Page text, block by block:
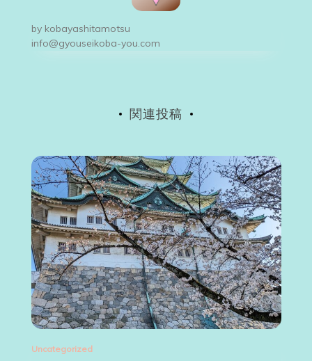
ー
シ
by kobayashitamotsu
info@gyouseikoba-you.com
関連投稿
Uncategorized